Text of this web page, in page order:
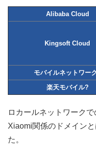
Alibaba Cloud
Kingsoft Cloud
モバイルネットワー
楽天モバイル?
ロカールネットワーク
Xiaomi関係のドメイン
た。